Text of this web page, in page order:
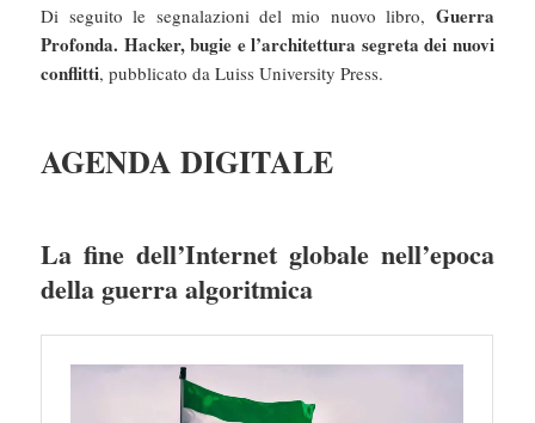
Di seguito le segnalazioni del mio nuovo libro, Guerra
Profonda. Hacker, bugie e l’architettura segreta dei nuovi
conflitti, pubblicato da Luiss University Press.
AGENDA DIGITALE
La fine dell’Internet globale nell’epoca
della guerra algoritmica